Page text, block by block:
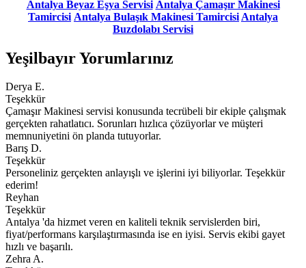
Antalya Beyaz Eşya Servisi Antalya Çamaşır Makinesi
Tamircisi Antalya Bulaşık Makinesi Tamircisi Antalya
Buzdolabı Servisi
Yeşilbayır Yorumlarınız
Derya E.
Teşekkür
Çamaşır Makinesi servisi konusunda tecrübeli bir ekiple çalışmak
gerçekten rahatlatıcı. Sorunları hızlıca çözüyorlar ve müşteri
memnuniyetini ön planda tutuyorlar.
Barış D.
Teşekkür
Personeliniz gerçekten anlayışlı ve işlerini iyi biliyorlar. Teşekkür
ederim!
Reyhan
Teşekkür
Antalya 'da hizmet veren en kaliteli teknik servislerden biri,
fiyat/performans karşılaştırmasında ise en iyisi. Servis ekibi gayet
hızlı ve başarılı.
Zehra A.